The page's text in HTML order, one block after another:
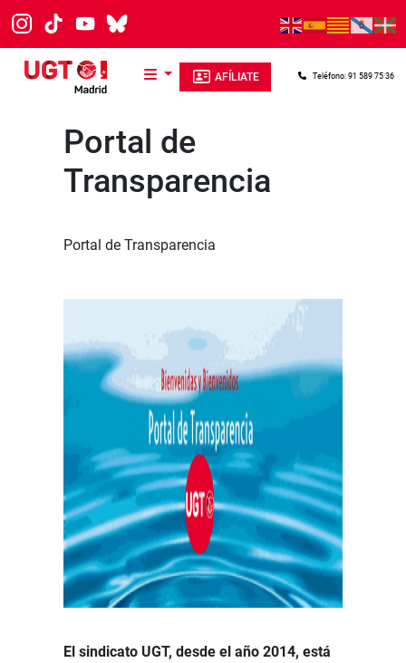
Pasar al contenido principal
AFÍLIATE Teléfono: 91 589 75 36
Portal de
Transparencia
Portal de Transparencia
El sindicato UGT, desde el año 2014, está